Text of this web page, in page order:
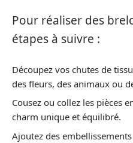
Pour réaliser des
étapes à suivre :
Découpez vos chutes de
des fleurs, des animaux ou
Cousez ou collez les pièces
charm unique et équilibré.
Ajoutez des